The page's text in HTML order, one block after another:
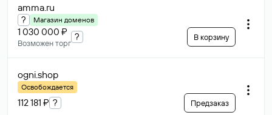
amma.ru
? Магазин доменов
1 030 000 ₽
Возможен торг
? В корзину
ogni.shop
Освобождается
112 181 ₽ ? Предзаказ